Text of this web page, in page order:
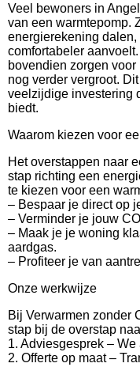
Veel bewoners in
van een warmtepomp.
energierekening
comfortabeler
bovendien zorgen
nog verder vergroot.
veelzijdige investering
biedt.
Waarom kiezen voor
Het overstappen naar
stap richting een
te kiezen voor een
– Bespaar je direct op
– Verminder je jouw
– Maak je je woning
aardgas.
– Profiteer je van
Onze werkwijze
Bij Verwarmen zonder
stap bij de overstap
1. Adviesgesprek –
2. Offerte op maat –